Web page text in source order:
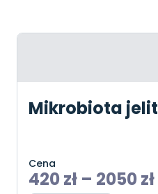
Mikrobiota jelit
Cena
420 zł – 2050 zł